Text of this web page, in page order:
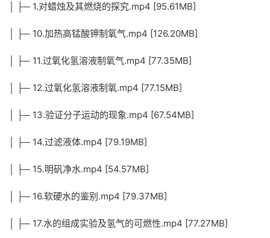
│ ├─ 1.对蜡烛及其燃烧的探究.mp4 [95.61MB]
│ ├─ 10.加热高锰酸钾制氧气.mp4 [126.20MB]
│ ├─ 11.过氧化氢溶液制氧气.mp4 [77.35MB]
│ ├─ 12.过氧化氢溶液制氧.mp4 [77.15MB]
│ ├─ 13.验证分子运动的现象.mp4 [67.54MB]
│ ├─ 14.过滤液体.mp4 [79.19MB]
│ ├─ 15.明矾净水.mp4 [54.57MB]
│ ├─ 16.软硬水的鉴别.mp4 [79.37MB]
│ ├─ 17.水的组成实验及氢气的可燃性.mp4 [77.27MB]